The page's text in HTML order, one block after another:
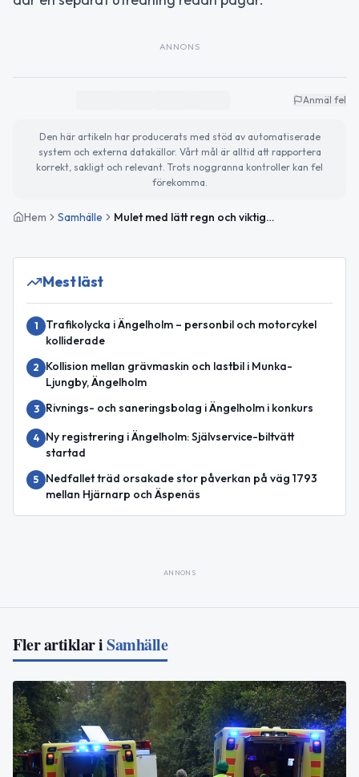
ANNONS
Anmäl fel
Den här artikeln har producerats med stöd av automatiserade
system och externa datakällor. Vårt mål är alltid att rapportera
korrekt, sakligt och relevant. Trots noggranna kontroller kan fel
förekomma.
Hem Samhälle Mulet med lätt regn och viktiga globala nyheter
Mest läst
1
Trafikolycka i Ängelholm – personbil och motorcykel
kolliderade
2
Kollision mellan grävmaskin och lastbil i Munka-
Ljungby, Ängelholm
3 Rivnings- och saneringsbolag i Ängelholm i konkurs
4
Ny registrering i Ängelholm: Självservice-biltvätt
startad
5
Nedfallet träd orsakade stor påverkan på väg 1793
mellan Hjärnarp och Äspenäs
ANNONS
Fler artiklar iSamhälle